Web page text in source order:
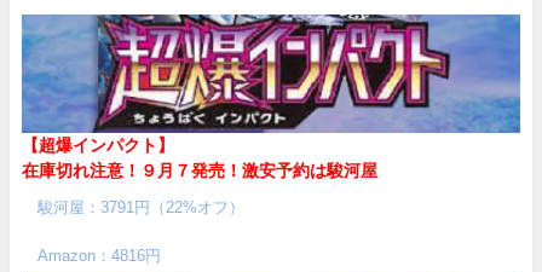
【超爆インパクト】
在庫切れ注意！９月７発売！ 激安予約は駿河屋
駿河屋：3791円（22%オフ）
Amazon：4816円